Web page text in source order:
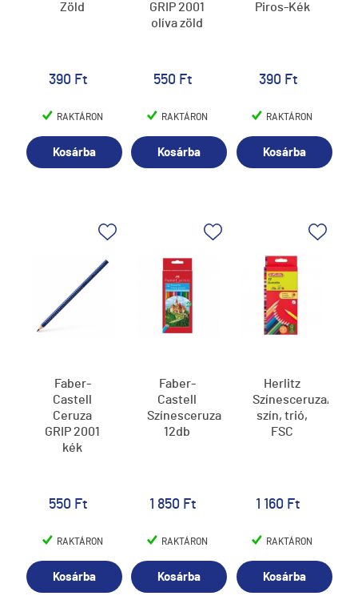
Zöld
390 Ft
RAKTÁRON
Kosárba
GRIP 2001
olíva zöld
550 Ft
RAKTÁRON
Kosárba
Piros-Kék
390 Ft
RAKTÁRON
Kosárba
Faber-
Castell
Ceruza
GRIP 2001
kék
550 Ft
RAKTÁRON
Kosárba
Faber-
Castell
Színesceruza
12db
1 850 Ft
RAKTÁRON
Kosárba
Herlitz
Színesceruza/12
szín, trió,
FSC
1 160 Ft
RAKTÁRON
Kosárba